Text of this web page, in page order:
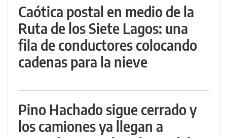
Caótica postal en medio de la
Ruta de los Siete Lagos: una
fila de conductores colocando
cadenas para la nieve
Pino Hachado sigue cerrado y
los camiones ya llegan a